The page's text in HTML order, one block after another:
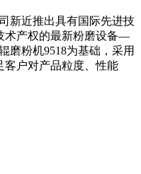
新近推出具有国际先进技
术产权的最新粉磨设备—
磨粉机9518为基础，采用
客户对产品粒度、性能